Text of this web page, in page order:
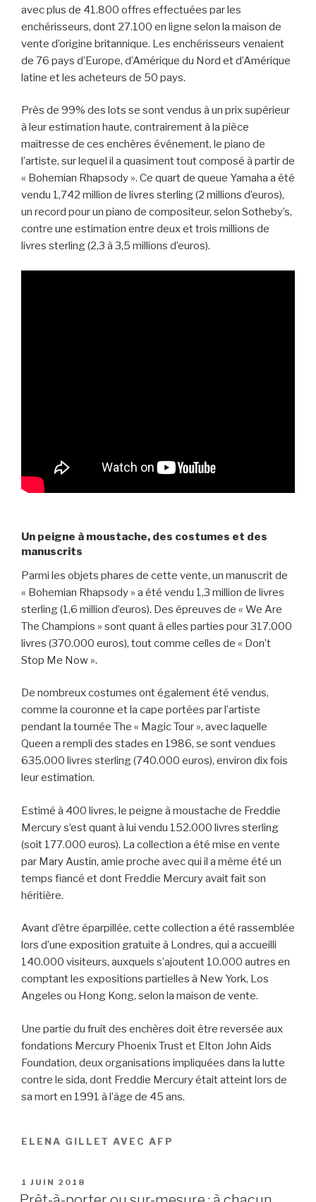
avec plus de 41.800 offres effectuées par les
enchérisseurs, dont 27.100 en ligne selon la maison de
vente d’origine britannique. Les enchérisseurs venaient
de 76 pays d’Europe, d’Amérique du Nord et d’Amérique
latine et les acheteurs de 50 pays.
Près de 99% des lots se sont vendus à un prix supérieur
à leur estimation haute, contrairement à la pièce
maîtresse de ces enchères événement, le piano de
l’artiste, sur lequel il a quasiment tout composé à partir de
« Bohemian Rhapsody ». Ce quart de queue Yamaha a été
vendu 1,742 million de livres sterling (2 millions d’euros),
un record pour un piano de compositeur, selon Sotheby’s,
contre une estimation entre deux et trois millions de
livres sterling (2,3 à 3,5 millions d’euros).
Un peigne à moustache, des costumes et des
manuscrits
Parmi les objets phares de cette vente, un manuscrit de
« Bohemian Rhapsody » a été vendu 1,3 million de livres
sterling (1,6 million d’euros). Des épreuves de « We Are
The Champions » sont quant à elles parties pour 317.000
livres (370.000 euros), tout comme celles de « Don’t
Stop Me Now ».
De nombreux costumes ont également été vendus,
comme la couronne et la cape portées par l’artiste
pendant la tournée The « Magic Tour », avec laquelle
Queen a rempli des stades en 1986, se sont vendues
635.000 livres sterling (740.000 euros), environ dix fois
leur estimation.
Estimé à 400 livres, le peigne à moustache de Freddie
Mercury s’est quant à lui vendu 152.000 livres sterling
(soit 177.000 euros). La collection a été mise en vente
par Mary Austin, amie proche avec qui il a même été un
temps fiancé et dont Freddie Mercury avait fait son
héritière.
Avant d’être éparpillée, cette collection a été rassemblée
lors d’une exposition gratuite à Londres, qui a accueilli
140.000 visiteurs, auxquels s’ajoutent 10.000 autres en
comptant les expositions partielles à New York, Los
Angeles ou Hong Kong, selon la maison de vente.
Une partie du fruit des enchères doit être reversée aux
fondations Mercury Phoenix Trust et Elton John Aids
Foundation, deux organisations impliquées dans la lutte
contre le sida, dont Freddie Mercury était atteint lors de
sa mort en 1991 à l’âge de 45 ans.
ELENA GILLET AVEC AFP
PUBLIÉ
LE
1 JUIN 2018